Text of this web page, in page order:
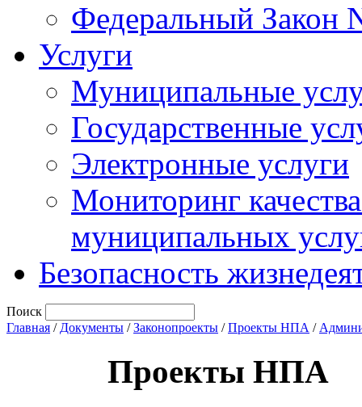
Федеральный Закон
Услуги
Муниципальные
Государственные
Электронные услуги
Мониторинг
муниципальных
Безопасность
Поиск
Главная / Документы /Законопроекты /Проекты НПА /
Проекты НПА